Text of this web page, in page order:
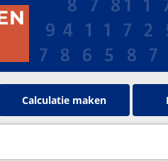
Calculatie maken